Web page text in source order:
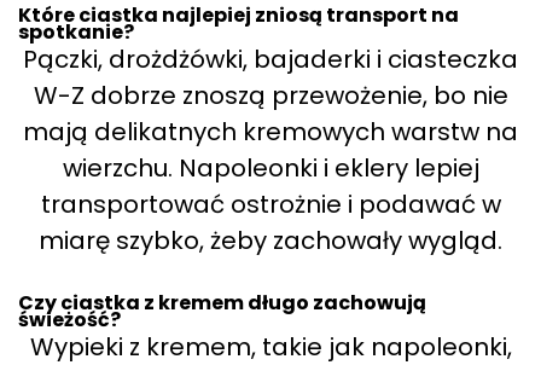
Które ciastka najlepiej zniosą transport na
spotkanie?
Pączki, drożdżówki, bajaderki i ciasteczka
W-Z dobrze znoszą przewożenie, bo nie
mają delikatnych kremowych warstw na
wierzchu. Napoleonki i eklery lepiej
transportować ostrożnie i podawać w
miarę szybko, żeby zachowały wygląd.
Czy ciastka z kremem długo zachowują
świeżość?
Wypieki z kremem, takie jak napoleonki,